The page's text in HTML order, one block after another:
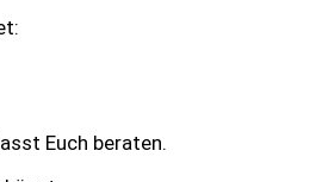
Euch beraten.